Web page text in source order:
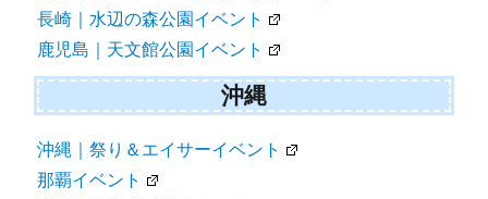
長崎｜水辺の森公園イベント
鹿児島｜天文館公園イベント
沖縄
沖縄｜祭り＆エイサーイベント
那覇イベント